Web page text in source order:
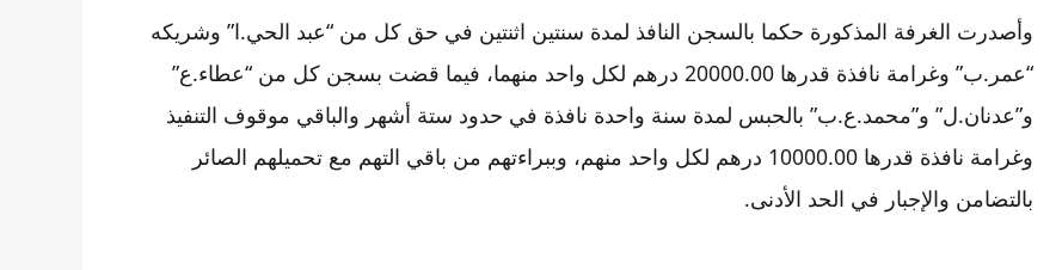
وأصدرت الغرفة المذكورة حكما بالسجن النافذ لمدة سنتين اثنتين في حق كل من “عبد الحي.ا” وشريكه
“عمر.ب” وغرامة نافذة قدرها 20000.00 درهم لكل واحد منهما، فيما قضت بسجن كل من “عطاء.ع”
و”عدنان.ل” و”محمد.ع.ب” بالحبس لمدة سنة واحدة نافذة في حدود ستة أشهر والباقي موقوف التنفيذ
وغرامة نافذة قدرها 10000.00 درهم لكل واحد منهم، وببراءتهم من باقي التهم مع تحميلهم الصائر
بالتضامن والإجبار في الحد الأدنى.